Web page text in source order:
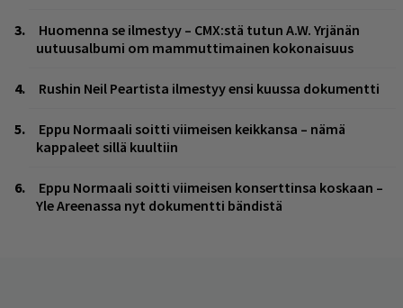
Huomenna se ilmestyy – CMX:stä tutun A.W. Yrjänän
uutuusalbumi om mammuttimainen kokonaisuus
Rushin Neil Peartista ilmestyy ensi kuussa dokumentti
Eppu Normaali soitti viimeisen keikkansa – nämä
kappaleet sillä kuultiin
Eppu Normaali soitti viimeisen konserttinsa koskaan –
Yle Areenassa nyt dokumentti bändistä